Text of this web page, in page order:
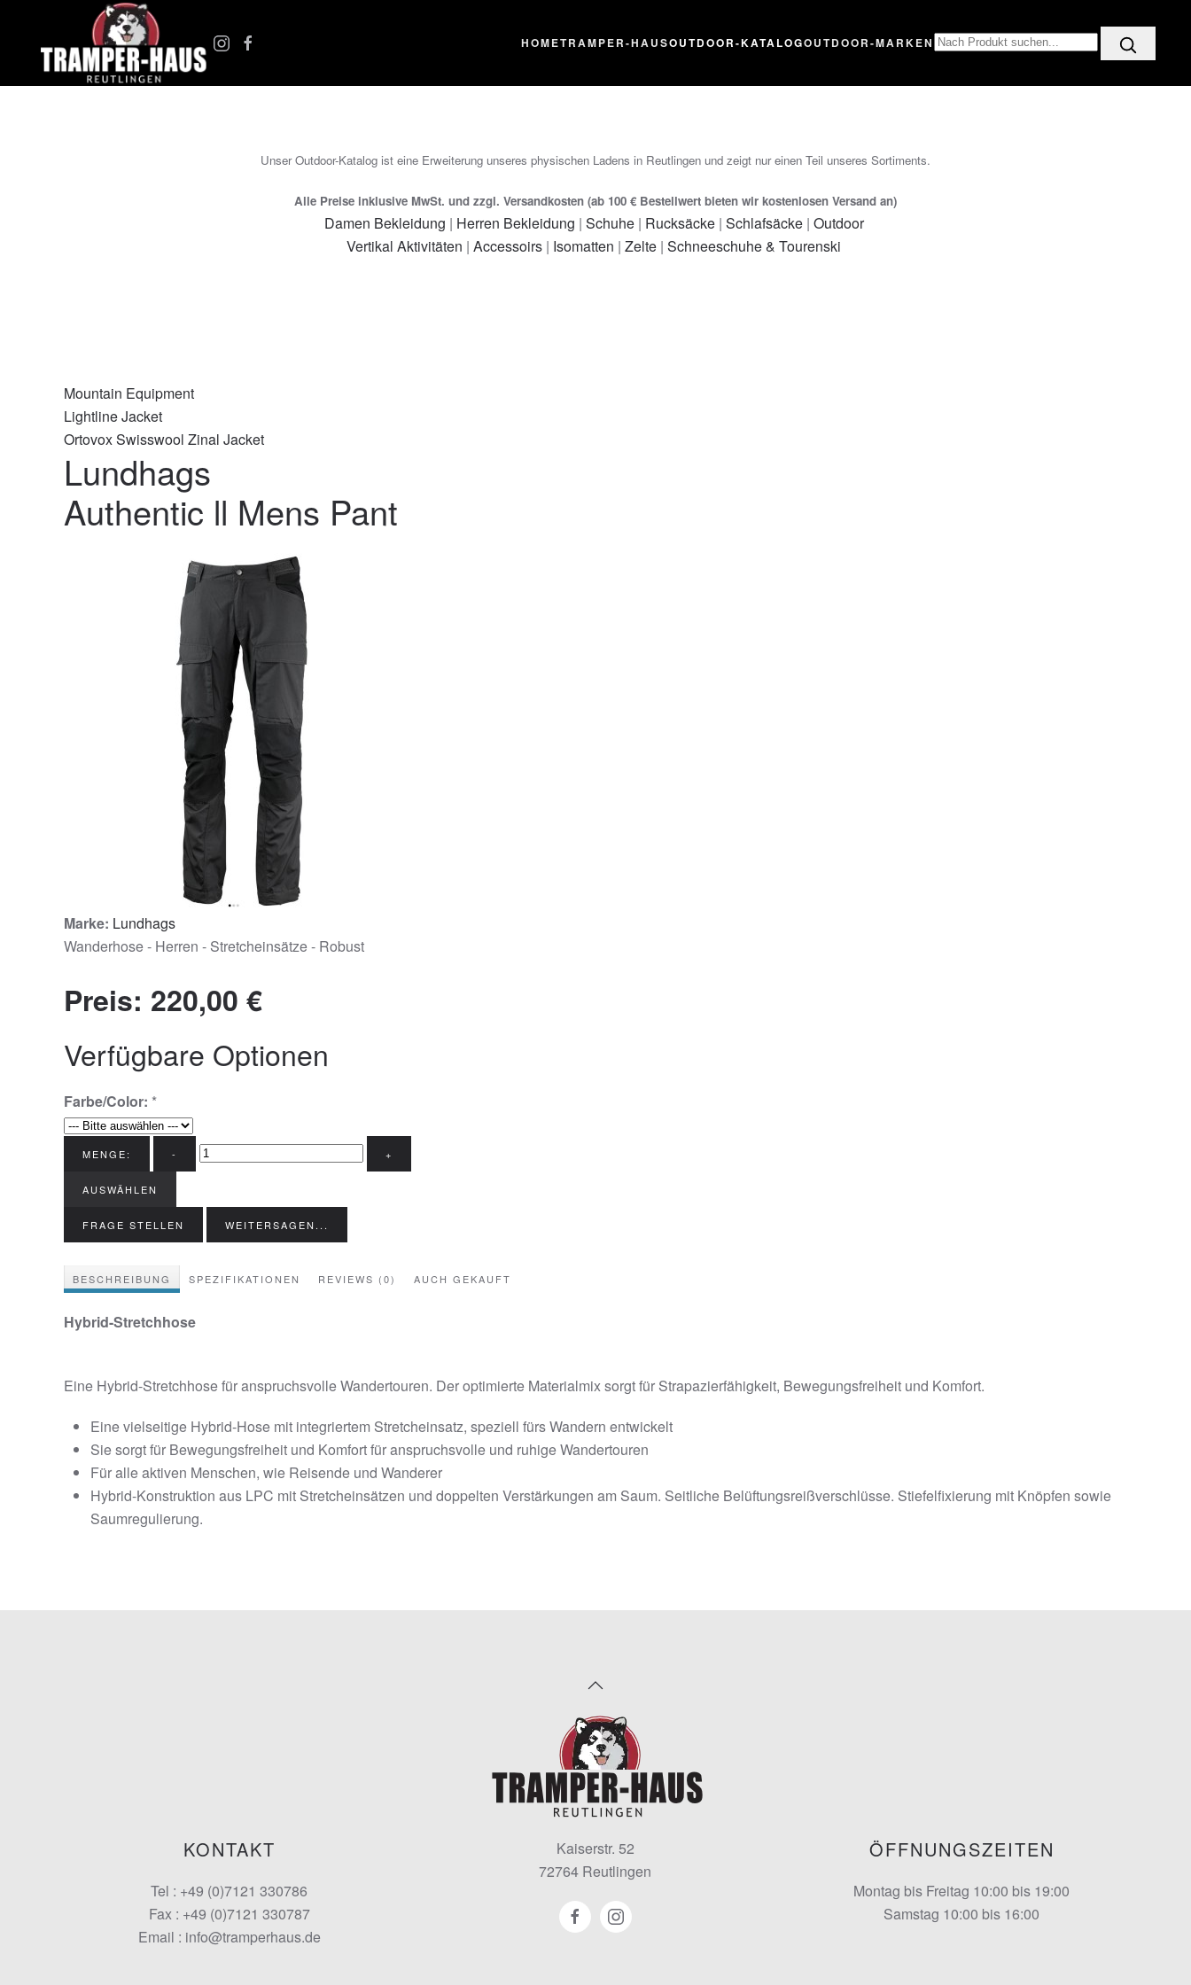
Zum Hauptinhalt springen HOMETRAMPER-HAUSOUTDOOR-KATALOGOUTDOOR-MARKEN
Unser Outdoor-Katalog ist eine Erweiterung unseres physischen Ladens in Reutlingen und zeigt nur einen Teil unseres Sortiments.
Alle Preise inklusive MwSt. und zzgl. Versandkosten (ab 100 € Bestellwert bieten wir kostenlosen Versand an)
Damen Bekleidung | Herren Bekleidung | Schuhe| Rucksäcke| Schlafsäcke| Outdoor
Vertikal Aktivitäten | Accessoirs | Isomatten | Zelte | Schneeschuhe & Tourenski
Mountain Equipment
Lightline Jacket
Ortovox Swisswool Zinal Jacket
Lundhags
Authentic ll Mens Pant
Marke: Lundhags
Wanderhose - Herren - Stretcheinsätze - Robust
Preis: 220,00 €
Verfügbare Optionen
Farbe/Color: *
MENGE: - +
AUSWÄHLEN
FRAGE STELLEN WEITERSAGEN...
BESCHREIBUNG SPEZIFIKATIONEN REVIEWS (0) AUCH GEKAUFT
Hybrid-Stretchhose
Eine Hybrid-Stretchhose für anspruchsvolle Wandertouren. Der optimierte Materialmix sorgt für Strapazierfähigkeit, Bewegungsfreiheit und Komfort.
Eine vielseitige Hybrid-Hose mit integriertem Stretcheinsatz, speziell fürs Wandern entwickelt
Sie sorgt für Bewegungsfreiheit und Komfort für anspruchsvolle und ruhige Wandertouren
Für alle aktiven Menschen, wie Reisende und Wanderer
Hybrid-Konstruktion aus LPC mit Stretcheinsätzen und doppelten Verstärkungen am Saum. Seitliche Belüftungsreißverschlüsse. Stiefelfixierung mit Knöpfen sowie
Saumregulierung.
KONTAKT
Tel : +49 (0)7121 330786
Fax : +49 (0)7121 330787
Email : info@tramperhaus.de
Kaiserstr. 52
72764 Reutlingen
ÖFFNUNGSZEITEN
Montag bis Freitag 10:00 bis 19:00
Samstag 10:00 bis 16:00